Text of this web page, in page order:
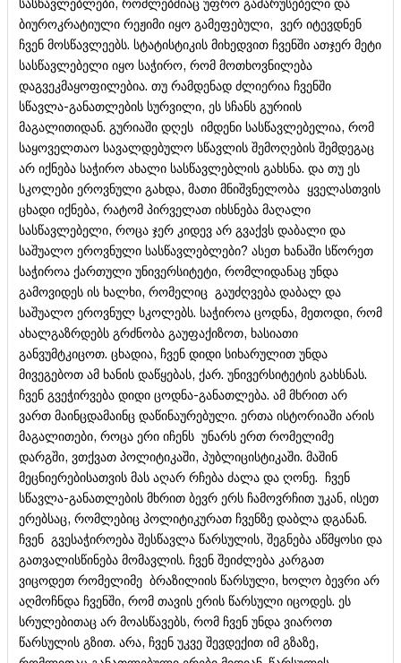
ბიუროკრატიული რეჟიმი იყო გამეფებული, ვერ იტევდნენ
ჩვენ მოსწავლეებს. სტატისტიკის მიხედვით ჩვენში ათჯერ მეტი
სასწავლებელი იყო საჭირო, რომ მოთხოვნილება
დაგვეკმაყოფილებია. თუ რამდენად ძლიერია ჩვენში
სწავლა-განათლების სურვილი, ეს სჩანს გურიის
მაგალითიდან. გურიაში დღეს იმდენი სასწავლებელია, რომ
საყოველთაო სავალდებულო სწავლის შემოღების შემდეგაც
არ იქნება საჭირო ახალი სასწავლებლის გახსნა. და თუ ეს
სკოლები ეროვნული გახდა, მათი მნიშვნელობა ყველასთვის
ცხადი იქნება, რატომ პირველათ იხსნება მაღალი
სასწავლებელი, როცა ჯერ კიდევ არ გვაქვს დაბალი და
საშუალო ეროვნული სასწავლებლები? ასეთ ხანაში სწორეთ
საჭიროა ქართული უნივერსიტეტი, რომლიდანაც უნდა
გამოვიდეს ის ხალხი, რომელიც გაუძღვება დაბალ და
საშუალო ეროვნულ სკოლებს. საჭიროა ცოდნა, მეთოდი, რომ
ახალგაზრდებს გრძნობა გაუფაქიზოთ, ხასიათი
განვუმტკიცოთ. ცხადია, ჩვენ დიდი სიხარულით უნდა
მივეგებოთ ამ ხანის დაწყებას, ქარ. უნივერსიტეტის გახსნას.
ჩვენ გვეჭირვება დიდი ცოდნა-განათლება. ამ მხრით არ
ვართ მაინცდამაინც დაწინაურებული. ერთა ისტორიაში არის
მაგალითები, როცა ერი იჩენს უნარს ერთ რომელიმე
დარგში, ვთქვათ პოლიტიკაში, პუბლიცისტიკაში. მაშინ
მეცნიერებისათვის მას აღარ რჩება ძალა და ღონე. ჩვენ
სწავლა-განათლების მხრით ბევრ ერს ჩამოვრჩით უკან, ისეთ
ერებსაც, რომლებიც პოლიტიკურათ ჩვენზე დაბლა დგანან.
ჩვენ გვესაჭიროება შესწავლა წარსულის, შეგნება აწმყოსი და
გათვალისწინება მომავლის. ჩვენ შეიძლება კარგათ
ვიცოდეთ რომელიმე ბრაზილიის წარსული, ხოლო ბევრი არ
აღმოჩნდა ჩვენში, რომ თავის ერის წარსული იცოდეს. ეს
სრულებითაც არ მოასწავებს, რომ ჩვენ უნდა ვიაროთ
წარსულის გზით. არა, ჩვენ უკვე შევდექით იმ გზაზე,